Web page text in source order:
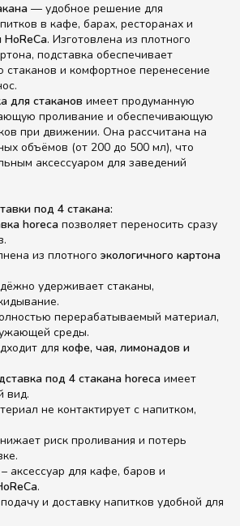
— удобное решение для
в кафе, барах, ресторанах и
HoReCa. Изготовлена из плотного
подставка обеспечивает
и комфортное перенесение
для стаканов имеет продуманную
проливание и обеспечивающую
при движении. Она рассчитана на
объёмов (от 200 до 500 мл), что
аксессуаром для заведений
под 4 стакана:
horeca позволяет переносить сразу
из плотного экологичного картона
удерживает стаканы,
перерабатываемый материал,
среды.
для кофе, чая, лимонадов и
под 4 стакана horeca имеет
вид.
не контактирует с напитком,
риск проливания и потерь
– аксессуар для кафе, баров и
.
и доставку напитков удобной для